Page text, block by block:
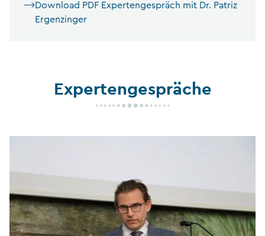
Download PDF Expertengespräch mit Dr. Patriz
Ergenzinger
Expertengespräche